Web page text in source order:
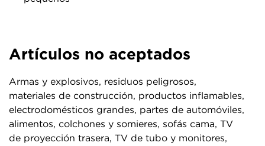
Artículos no aceptados
Armas y explosivos, residuos peligrosos,
materiales de construcción, productos inflamables,
electrodomésticos grandes, partes de automóviles,
alimentos, colchones y somieres, sofás cama, TV
de proyección trasera, TV de tubo y monitores,